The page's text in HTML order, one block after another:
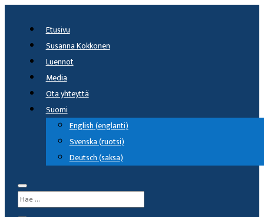
Etusivu
Susanna Kokkonen
Luennot
Media
Ota yhteyttä
Suomi
English(englanti)
Svenska(ruotsi)
Deutsch(saksa)